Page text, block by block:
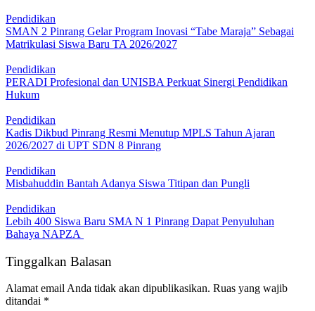
Pendidikan
SMAN 2 Pinrang Gelar Program Inovasi “Tabe Maraja” Sebagai
Matrikulasi Siswa Baru TA 2026/2027
Pendidikan
PERADI Profesional dan UNISBA Perkuat Sinergi Pendidikan
Hukum
Pendidikan
Kadis Dikbud Pinrang Resmi Menutup MPLS Tahun Ajaran
2026/2027 di UPT SDN 8 Pinrang
Pendidikan
Misbahuddin Bantah Adanya Siswa Titipan dan Pungli
Pendidikan
Lebih 400 Siswa Baru SMA N 1 Pinrang Dapat Penyuluhan
Bahaya NAPZA
Tinggalkan Balasan
Alamat email Anda tidak akan dipublikasikan. Ruas yang wajib
ditandai *